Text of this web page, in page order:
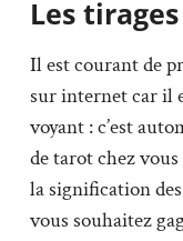
Les
Il est courant de
sur internet car il
voyant : c’est
de tarot chez vous
la signification
vous souhaitez